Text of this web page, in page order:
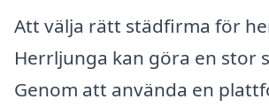
Att välja rätt städfirma för
Herrljunga kan göra en stor
Genom att använda en